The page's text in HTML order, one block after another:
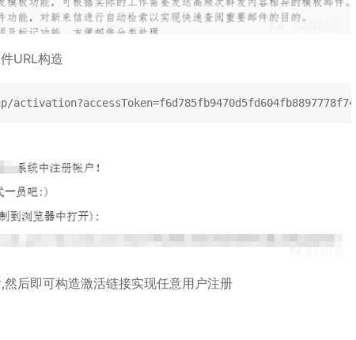
URL构造
后即可构造激活链接实现任意用户注册